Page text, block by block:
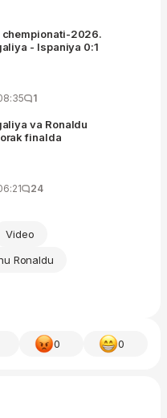
chempionati-2026.
- Ispaniya 0:1
1
va Ronaldu
finalda
24
Video
Ronaldu
0 0